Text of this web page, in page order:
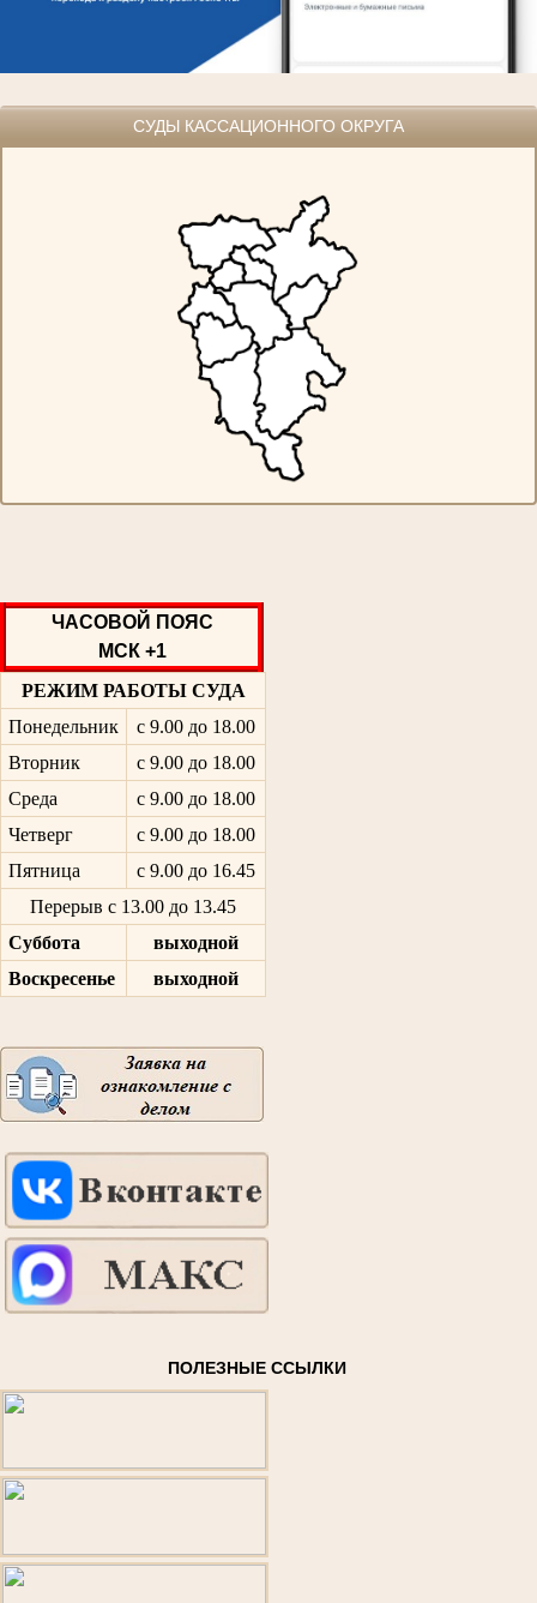
СУДЫ КАССАЦИОННОГО ОКРУГА
ЧАСОВОЙ ПОЯС
МСК +1
РЕЖИМ РАБОТЫ СУДА
Понедельник
с 9.00 до 18.00
Вторник
с 9.00 до 18.00
Среда
с 9.00 до 18.00
Четверг
с 9.00 до 18.00
Пятница
с 9.00 до 16.45
Перерыв с 13.00 до 13.45
Суббота
выходной
Воскресенье
выходной
ПОЛЕЗНЫЕ ССЫЛКИ